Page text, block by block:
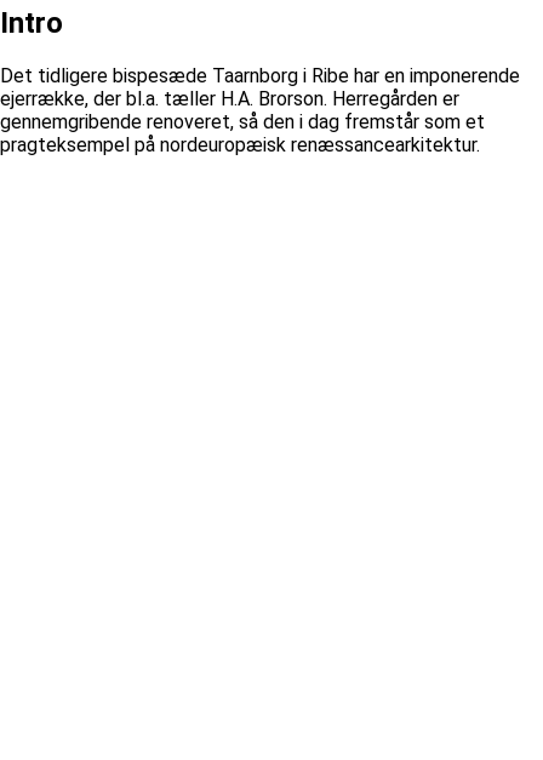
Intro
Det tidligere bispesæde Taarnborg i Ribe har en imponerende
ejerrække, der bl.a. tæller H.A. Brorson. Herregården er
gennemgribende renoveret, så den i dag fremstår som et
pragteksempel på nordeuropæisk renæssancearkitektur.